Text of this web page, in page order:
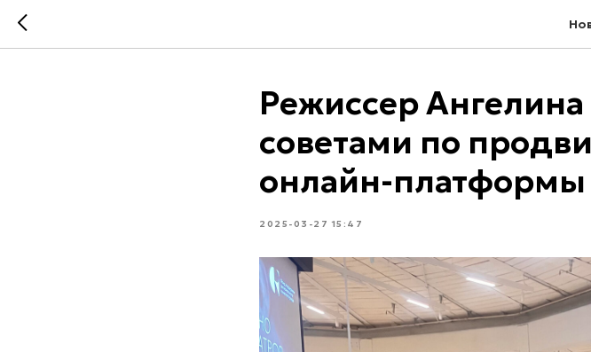
Режиссер
советами по
онлайн-платформы
2025-03-27 15:47